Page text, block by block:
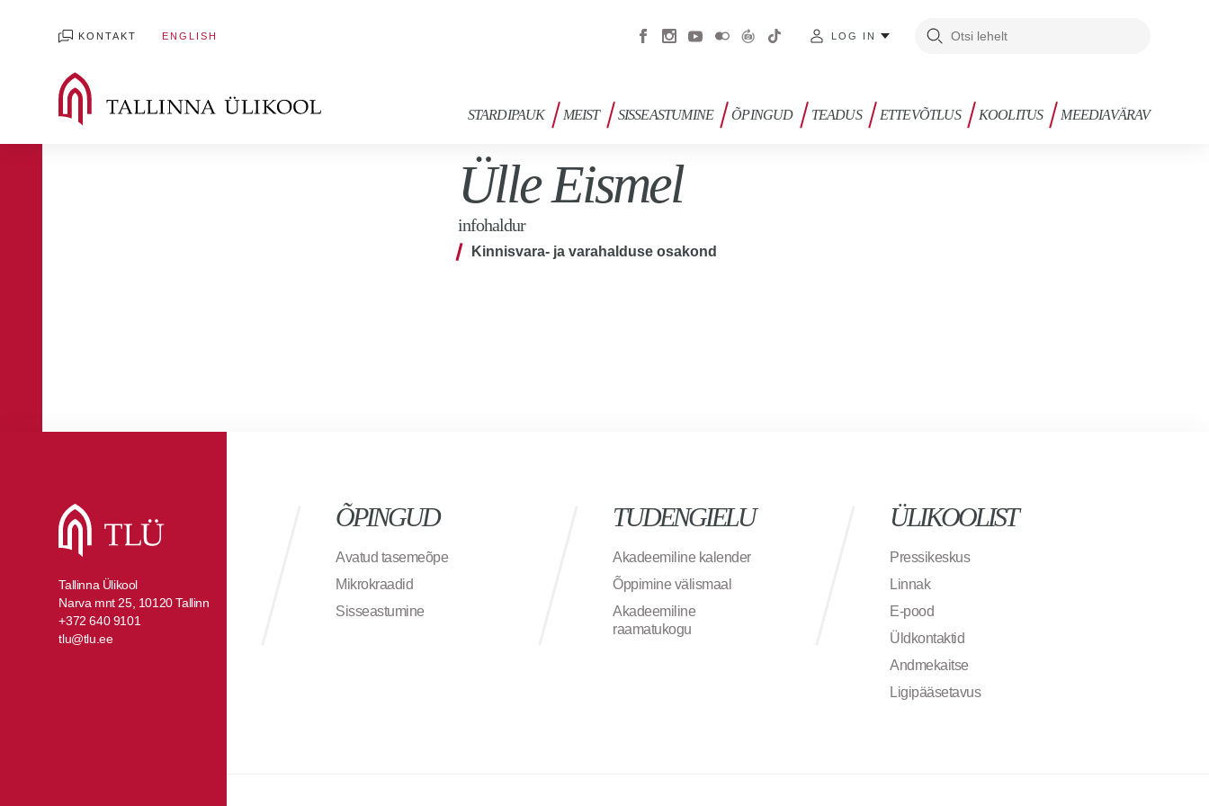
KONTAKT ENGLISH LOG IN
STARDIPAUK MEIST SISSEASTUMINE ÕPINGUD TEADUS ETTEVÕTLUS KOOLITUS MEEDIAVÄRAV
Ülle Eismel
infohaldur
Kinnisvara- ja varahalduse osakond
Tallinna Ülikool
Narva mnt 25, 10120 Tallinn
+372 640 9101
tlu@tlu.ee
ÕPINGUD
Avatud tasemeõpe
Mikrokraadid
Sisseastumine
TUDENGIELU
Akadeemiline kalender
Õppimine välismaal
Akadeemiline
raamatukogu
ÜLIKOOLIST
Pressikeskus
Linnak
E-pood
Üldkontaktid
Andmekaitse
Ligipääsetavus